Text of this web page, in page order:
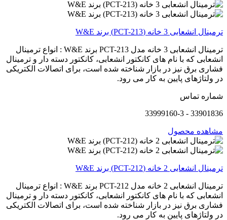
ترمینال انشعابی 3 خانه (PCT-213) برند W&E
ترمینال انشعابی 3 خانه مدل PCT-213 برند W&E : انواع ترمینال
انشعابی که با نام های کانکتور انشعابی، کانکتور دسته دار و ترمینال
فشاری برق نیز در بازار شناخته شده است، برای اتصالات الکتریکی
در ولتاژهای پایین به کار می رود.
شماره تماس
33901836 - 33999160-3
مشاهده محصول
ترمینال انشعابی 2 خانه (PCT-212) برند W&E
ترمینال انشعابی 2 خانه مدل PCT-212 برند W&E : انواع ترمینال
انشعابی که با نام های کانکتور انشعابی، کانکتور دسته دار و ترمینال
فشاری برق نیز در بازار شناخته شده است، برای اتصالات الکتریکی
در ولتاژهای پایین به کار می رود.